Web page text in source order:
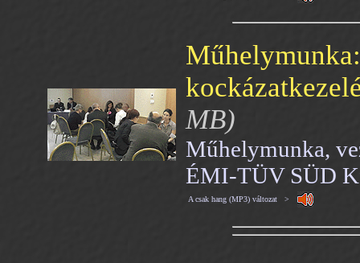
MB)
Műhelymunka,
ÉMI-TÜV SÜD
A csak hang (MP3) változat >